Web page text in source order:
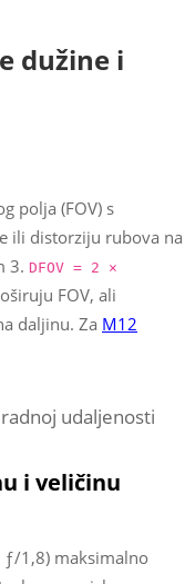
dužine i
polja (FOV) s
ili distorziju rubova na
3. DFOV = 2 ×
FOV, ali
daljinu. Za M12
udaljenosti
i veličinu
1,8) maksimalno